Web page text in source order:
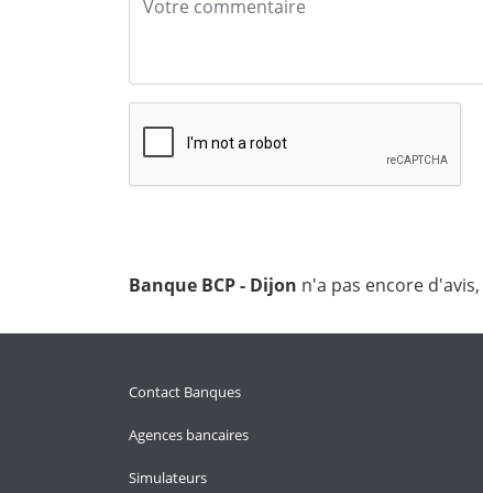
Banque BCP - Dijon n'a pas encore d'avis,
Contact Banques
Agences bancaires
Simulateurs